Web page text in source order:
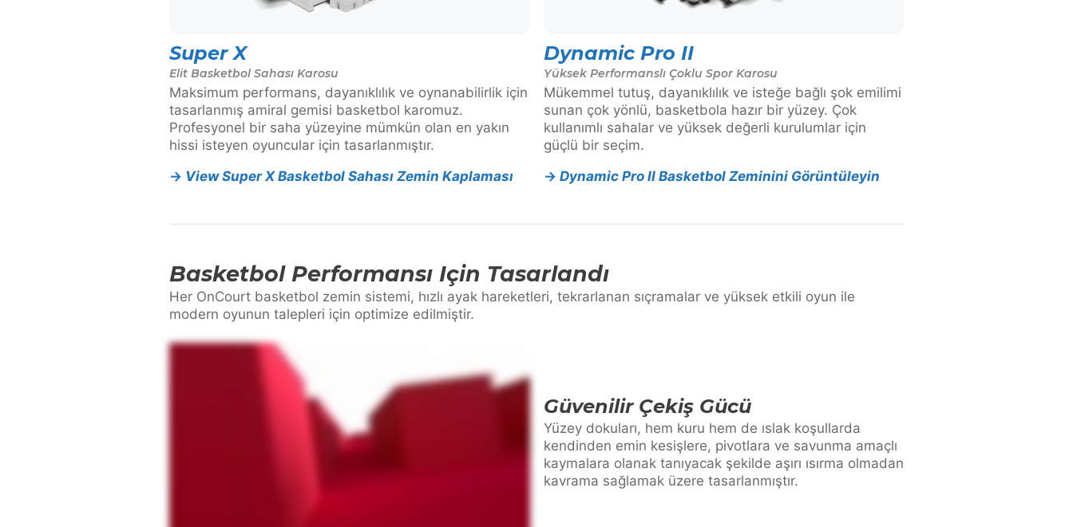
Super X
Elit Basketbol Sahası Karosu
Maksimum performans, dayanıklılık ve oynanabilirlik için
tasarlanmış amiral gemisi basketbol karomuz.
Profesyonel bir saha yüzeyine mümkün olan en yakın
hissi isteyen oyuncular için tasarlanmıştır.
→ View Super X Basketbol Sahası Zemin Kaplaması
Dynamic Pro II
Yüksek Performanslı Çoklu Spor Karosu
Mükemmel tutuş, dayanıklılık ve isteğe bağlı şok emilimi
sunan çok yönlü, basketbola hazır bir yüzey. Çok
kullanımlı sahalar ve yüksek değerli kurulumlar için
güçlü bir seçim.
→ Dynamic Pro II Basketbol Zeminini Görüntüleyin
Basketbol Performansı Için Tasarlandı
Her OnCourt basketbol zemin sistemi, hızlı ayak hareketleri, tekrarlanan sıçramalar ve yüksek etkili oyun ile
modern oyunun talepleri için optimize edilmiştir.
Güvenilir Çekiş Gücü
Yüzey dokuları, hem kuru hem de ıslak koşullarda
kendinden emin kesişlere, pivotlara ve savunma amaçlı
kaymalara olanak tanıyacak şekilde aşırı ısırma olmadan
kavrama sağlamak üzere tasarlanmıştır.